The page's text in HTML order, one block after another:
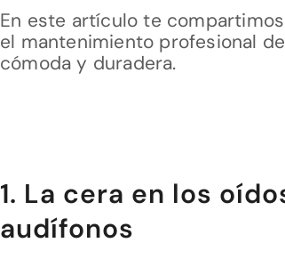
En este artículo te compartimos
el mantenimiento profesional
cómoda y duradera.
1. La cera en los
audífonos